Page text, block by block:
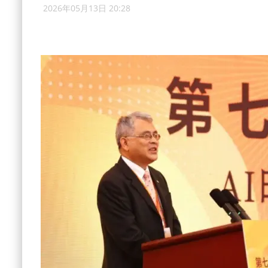
2026年05月13日 20:28